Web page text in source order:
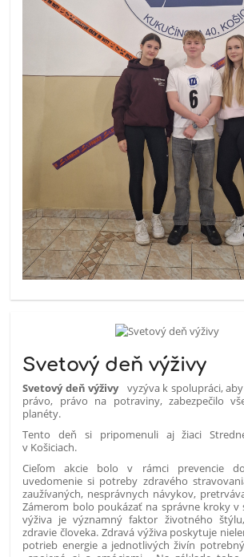
Svetový deň výživy
Svetový deň výživyvyzýva k spolupráci, aby
právo, právo na potraviny, zabezpečilo
planéty.
Tento deň si pripomenuli aj žiaci
v Košiciach.
Cieľom akcie bolo v rámci prevencie
uvedomenie si potreby zdravého
zaužívaných, nesprávnych návykov,
Zámerom bolo poukázať na správne kroky v
výživa je významný faktor životného
zdravie človeka. Zdravá výživa poskytuje
potrieb energie a jednotlivých živín